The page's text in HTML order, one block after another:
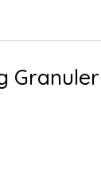
Granuler